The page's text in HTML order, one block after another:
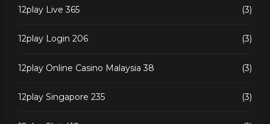
12play Live 365 (3)
12play Login 206 (3)
12play Online Casino Malaysia 38 (3)
12play Singapore 235 (3)